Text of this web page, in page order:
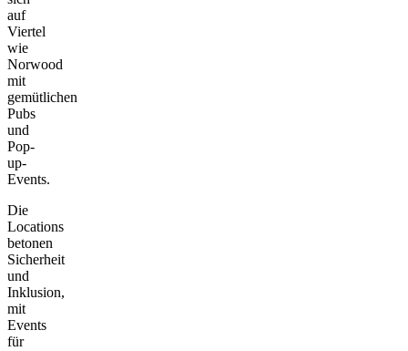
auf
Viertel
wie
Norwood
mit
gemütlichen
Pubs
und
Pop-
up-
Events.
Die
Locations
betonen
Sicherheit
und
Inklusion,
mit
Events
für